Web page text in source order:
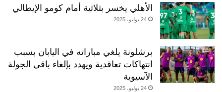
الأهلي يخسر بثلاثية أمام كومو الإيطالي
24 يوليو، 2025
برشلونة يلغي مباراته في اليابان بسبب
انتهاكات تعاقدية ويهدد بإلغاء باقي الجولة
الآسيوية
24 يوليو، 2025